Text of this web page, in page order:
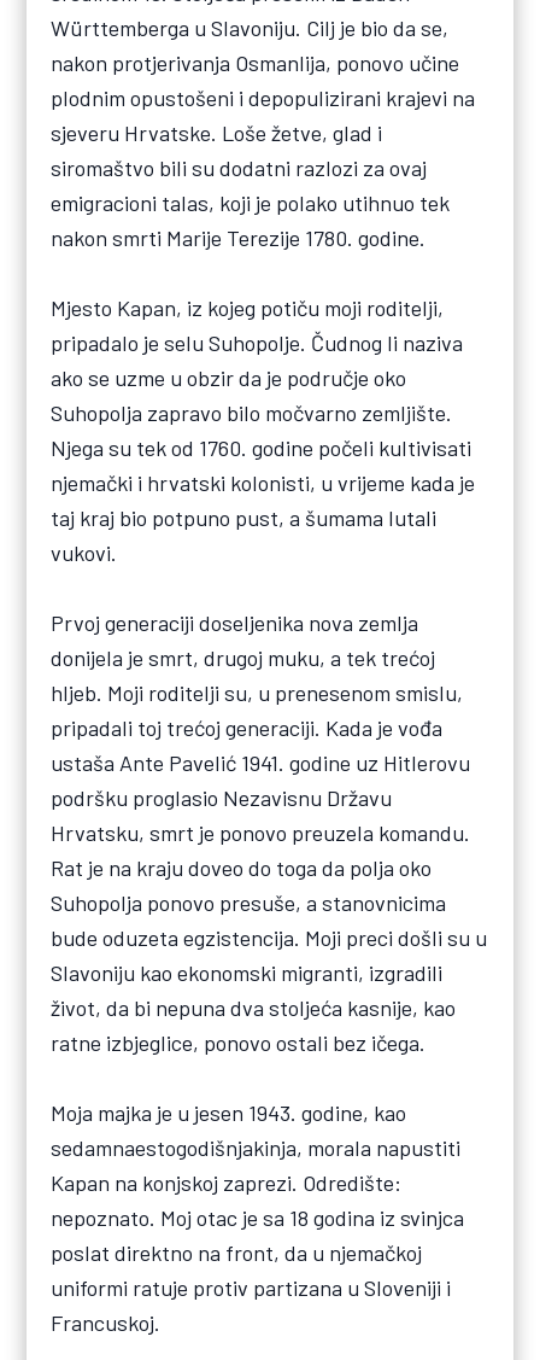
Württemberga u Slavoniju. Cilj je bio da se,
nakon protjerivanja Osmanlija, ponovo učine
plodnim opustošeni i depopulizirani krajevi na
sjeveru Hrvatske. Loše žetve, glad i
siromaštvo bili su dodatni razlozi za ovaj
emigracioni talas, koji je polako utihnuo tek
nakon smrti Marije Terezije 1780. godine.
Mjesto Kapan, iz kojeg potiču moji roditelji,
pripadalo je selu Suhopolje. Čudnog li naziva
ako se uzme u obzir da je područje oko
Suhopolja zapravo bilo močvarno zemljište.
Njega su tek od 1760. godine počeli kultivisati
njemački i hrvatski kolonisti, u vrijeme kada je
taj kraj bio potpuno pust, a šumama lutali
vukovi.
Prvoj generaciji doseljenika nova zemlja
donijela je smrt, drugoj muku, a tek trećoj
hljeb. Moji roditelji su, u prenesenom smislu,
pripadali toj trećoj generaciji. Kada je vođa
ustaša Ante Pavelić 1941. godine uz Hitlerovu
podršku proglasio Nezavisnu Državu
Hrvatsku, smrt je ponovo preuzela komandu.
Rat je na kraju doveo do toga da polja oko
Suhopolja ponovo presuše, a stanovnicima
bude oduzeta egzistencija. Moji preci došli su u
Slavoniju kao ekonomski migranti, izgradili
život, da bi nepuna dva stoljeća kasnije, kao
ratne izbjeglice, ponovo ostali bez ičega.
Moja majka je u jesen 1943. godine, kao
sedamnaestogodišnjakinja, morala napustiti
Kapan na konjskoj zaprezi. Odredište:
nepoznato. Moj otac je sa 18 godina iz svinjca
poslat direktno na front, da u njemačkoj
uniformi ratuje protiv partizana u Sloveniji i
Francuskoj.